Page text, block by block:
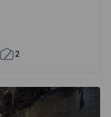
2
e Justes -